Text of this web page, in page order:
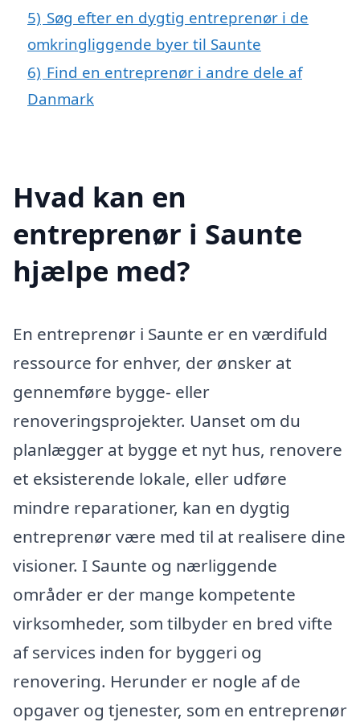
5) Søg efter en dygtig entreprenør i de
omkringliggende byer til Saunte
6) Find en entreprenør i andre dele af
Danmark
Hvad kan en
entreprenør i Saunte
hjælpe med?
En entreprenør i Saunte er en værdifuld
ressource for enhver, der ønsker at
gennemføre bygge- eller
renoveringsprojekter. Uanset om du
planlægger at bygge et nyt hus, renovere
et eksisterende lokale, eller udføre
mindre reparationer, kan en dygtig
entreprenør være med til at realisere dine
visioner. I Saunte og nærliggende
områder er der mange kompetente
virksomheder, som tilbyder en bred vifte
af services inden for byggeri og
renovering. Herunder er nogle af de
opgaver og tjenester, som en entreprenør